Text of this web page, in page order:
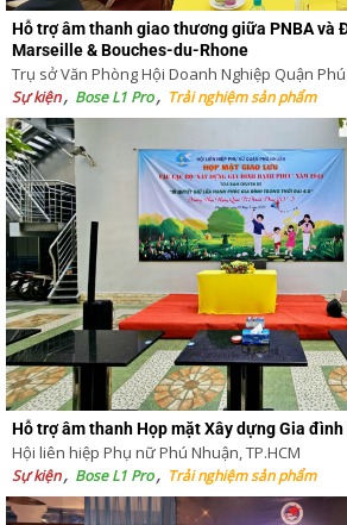
Hỗ trợ âm thanh giao thương giữa PNBA và
Marseille & Bouches-du-Rhone
Trụ sở Văn Phòng Hội Doanh Nghiệp Quận Phú
Sự kiện Bose L1 Pro Trải nghiệm sản phẩm
Hỗ trợ âm thanh Họp mặt Xây dựng Gia
Hội liên hiệp Phụ nữ Phú Nhuận, TP.HCM
Sự kiện Bose L1 Pro Trải nghiệm sản phẩm